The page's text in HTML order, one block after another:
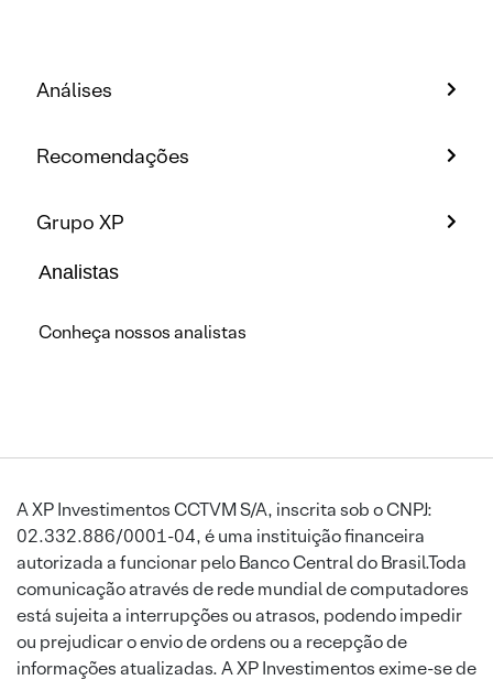
Análises
Recomendações
Grupo XP
Analistas
Conheça nossos analistas
A XP Investimentos CCTVM S/A, inscrita sob o CNPJ:
02.332.886/0001-04, é uma instituição financeira
autorizada a funcionar pelo Banco Central do Brasil.Toda
comunicação através de rede mundial de computadores
está sujeita a interrupções ou atrasos, podendo impedir
ou prejudicar o envio de ordens ou a recepção de
informações atualizadas. A XP Investimentos exime-se de